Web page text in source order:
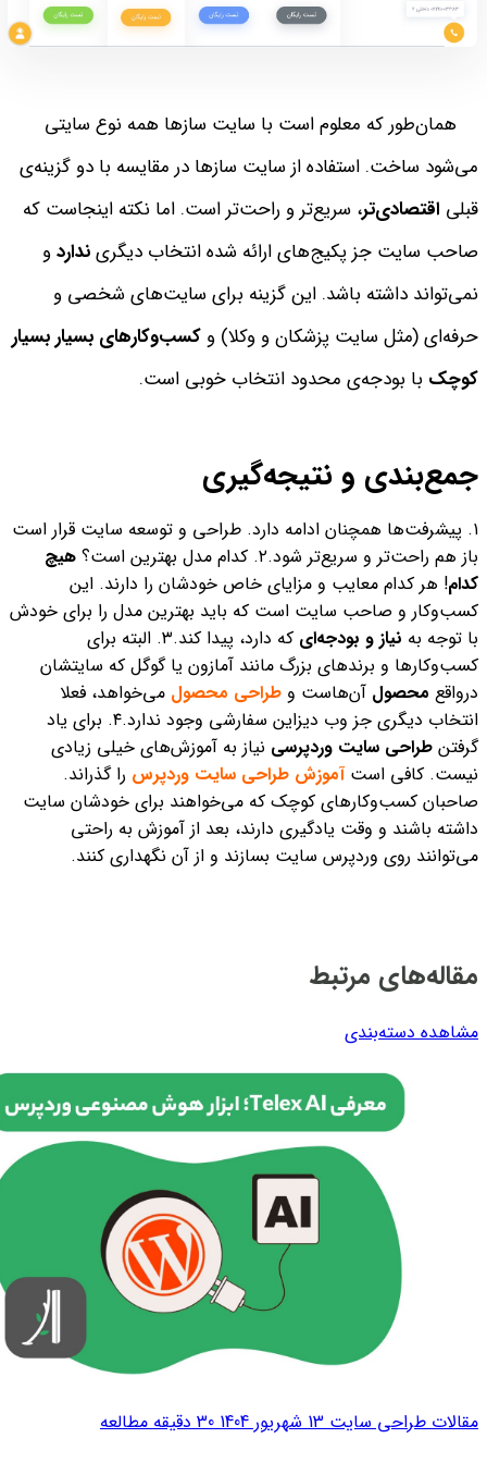
همان‌طور که معلوم است با سایت‌ سازها همه نوع سایتی
می‌شود ساخت. استفاده از سایت‌ سازها در مقایسه با دو گزینه‌ی
قبلی اقتصادی‌تر، سریع‌تر و راحت‌تر است. اما نکته اینجاست که
صاحب سایت جز پکیج‌های ارائه‌ شده انتخاب دیگریندارد و
نمی‌تواند داشته باشد. این گزینه برای سایت‌های شخصی و
حرفه‌ای (مثل سایت پزشکان و وکلا) و کسب‌وکارهای بسیار بسیار
کوچک با بودجه‌ی محدود انتخاب خوبی است.
جمع‌بندی و نتیجه‌گیری
۱. پیشرفت‌ها همچنان ادامه دارد. طراحی و توسعه سایت قرار است
باز هم راحت‌تر و سریع‌تر شود.۲. کدام مدل بهترین است؟
هیچ
کدام! هر کدام معایب و مزایای خاص خودشان را دارند. این
کسب‌وکار و صاحب سایت است که باید بهترین مدل را برای خودش
با توجه به نیاز و بودجه‌ای که دارد، پیدا کند. ۳. البته برای
کسب‌وکارها و برندهای بزرگ مانند آمازون یا گوگل که سایتشان
درواقع محصول آن‌هاست و طراحی محصول می‌خواهد، فعلا
انتخاب دیگری جز وب دیزاین سفارشی وجود ندارد. ۴. برای یاد
گرفتن طراحی سایت وردپرسی نیاز به آموزش‌های خیلی زیادی
نیست. کافی استآموزش طراحی سایت وردپرس را گذراند.
صاحبان کسب‌وکارهای کوچک که می‌خواهند برای خودشان سایت
داشته باشند و وقت یادگیری دارند، بعد از آموزش به راحتی
می‌توانند روی وردپرس سایت بسازند و از آن نگهداری کنند.
مقاله‌های مرتبط
مشاهده دسته‌بندی
مقالات طراحی سایت 13 شهریور 1404 30 دقیقه مطالعه